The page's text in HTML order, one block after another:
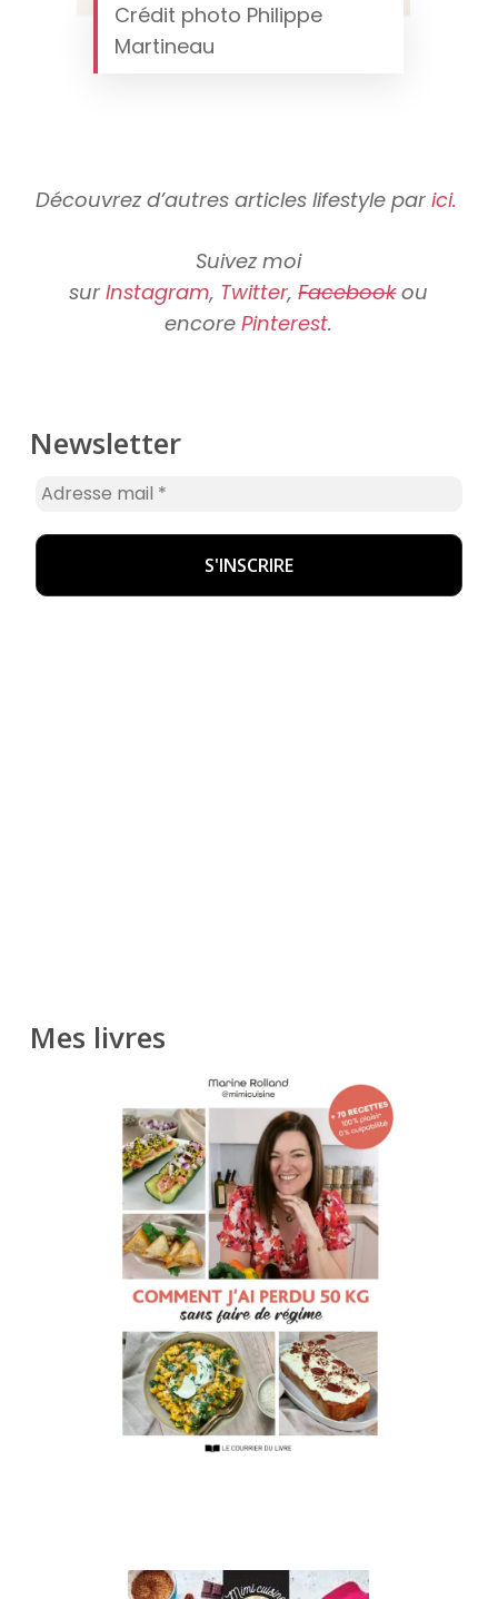
Crédit photo Philippe
Martineau
Découvrez d’autres articles lifestyle par ici.
Suivez moi
surInstagram, Twitter,Facebookou
encorePinterest.
Newsletter
Mes livres